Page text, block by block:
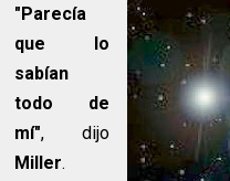
"Parecía
que lo
sabían
todo de
mí", dijo
Miller.